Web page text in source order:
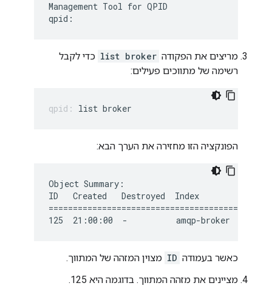
Management Tool for QPID
qpid:
מריצים את הפקודה list broker כדי לקבל
רשימה של מתווכים פעילים:
list broker
הפונקציה הזו מחזירה את הערך הבא:
Object Summary:
ID   Created   Destroyed  Index
=======================================
125  21:00:00  -          amqp-broker
כאשר בעמודה ID מצוין המזהה של המתווך.
מציינים את מזהה המתווך. בדוגמה היא 125.